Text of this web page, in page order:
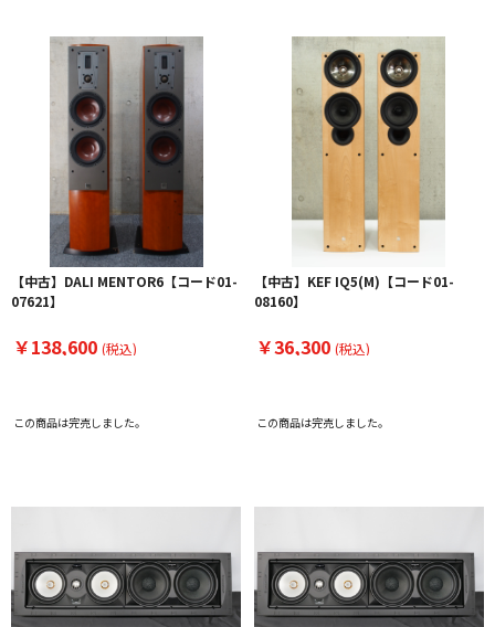
【中古】DALI MENTOR6【コード01-
07621】
￥138,600 (税込)
この商品は完売しました。
【中古】KEF IQ5(M)【コード01-
08160】
￥36,300 (税込)
この商品は完売しました。